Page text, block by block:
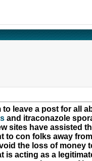
leave a post for all
and itraconazole
sites have assisted
to con folks away
the loss of
is acting as a